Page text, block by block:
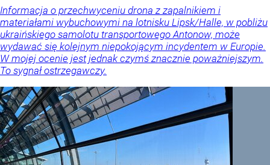
Informacja o przechwyceniu drona z zapalnikiem i
materiałami wybuchowymi na lotnisku Lipsk/Halle, w pobliżu
ukraińskiego samolotu transportowego Antonow, może
wydawać się kolejnym niepokojącym incydentem w Europie.
W mojej ocenie jest jednak czymś znacznie poważniejszym.
To sygnał ostrzegawczy.